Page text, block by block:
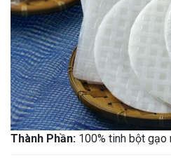
Thành Phần: 100% tinh bột gạo